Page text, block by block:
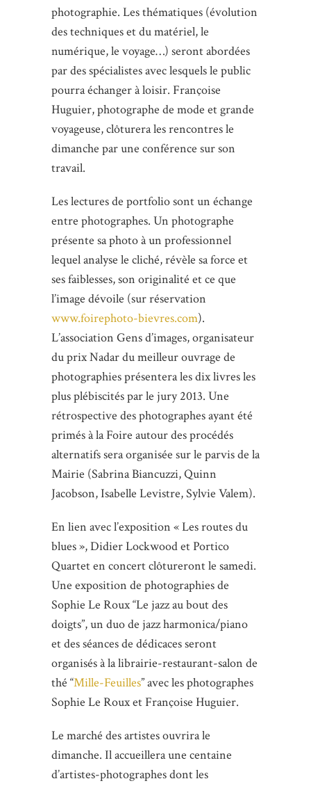
photographie. Les thématiques (évolution
des techniques et du matériel, le
numérique, le voyage…) seront abordées
par des spécialistes avec lesquels le public
pourra échanger à loisir. Françoise
Huguier, photographe de mode et grande
voyageuse, clôturera les rencontres le
dimanche par une conférence sur son
travail.
Les lectures de portfolio sont un échange
entre photographes. Un photographe
présente sa photo à un professionnel
lequel analyse le cliché, révèle sa force et
ses faiblesses, son originalité et ce que
l’image dévoile (sur réservation
www.foirephoto-bievres.com).
L’association Gens d’images, organisateur
du prix Nadar du meilleur ouvrage de
photographies présentera les dix livres les
plus plébiscités par le jury 2013. Une
rétrospective des photographes ayant été
primés à la Foire autour des procédés
alternatifs sera organisée sur le parvis de la
Mairie (Sabrina Biancuzzi, Quinn
Jacobson, Isabelle Levistre, Sylvie Valem).
En lien avec l’exposition « Les routes du
blues », Didier Lockwood et Portico
Quartet en concert clôtureront le samedi.
Une exposition de photographies de
Sophie Le Roux “Le jazz au bout des
doigts”, un duo de jazz harmonica/piano
et des séances de dédicaces seront
organisés à la librairie-restaurant-salon de
thé “Mille-Feuilles” avec les photographes
Sophie Le Roux et Françoise Huguier.
Le marché des artistes ouvrira le
dimanche. Il accueillera une centaine
d’artistes-photographes dont les